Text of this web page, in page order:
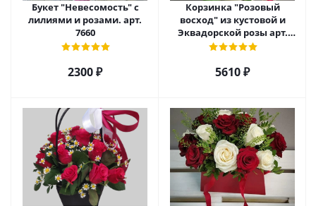
Букет "Невесомость" с
лилиями и розами. арт.
7660
2300 ₽
Корзинка "Розовый
восход" из кустовой и
Эквадорской розы арт.
5520
5610 ₽